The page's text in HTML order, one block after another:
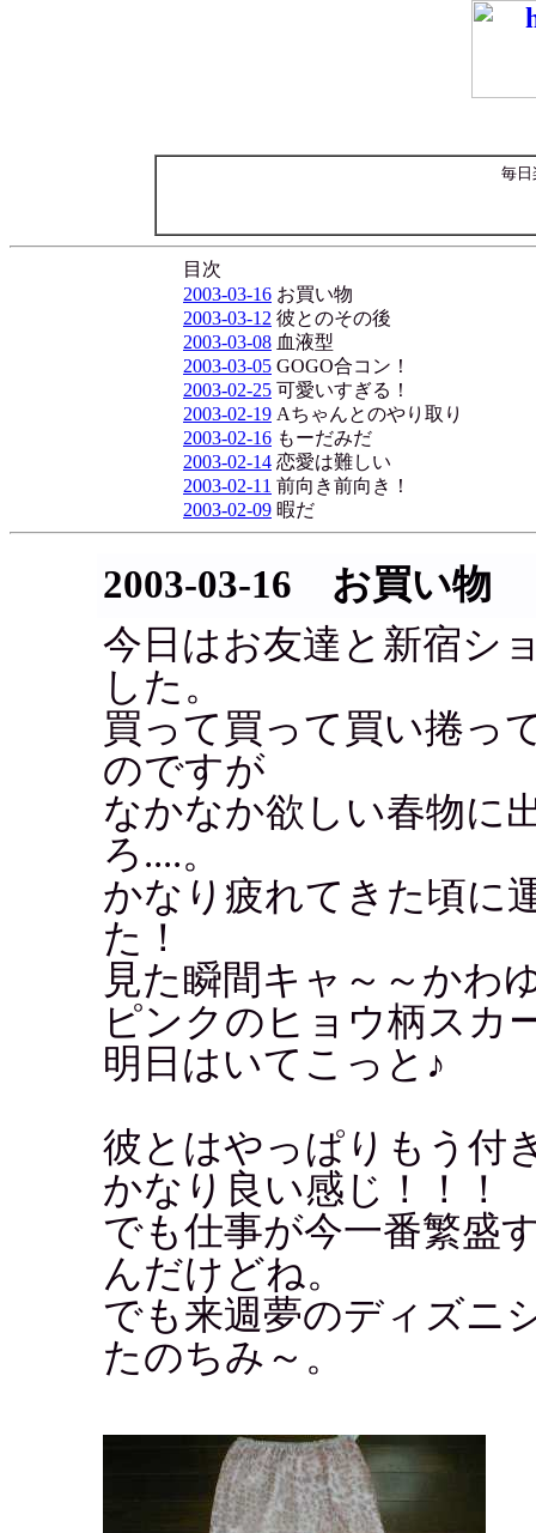
毎日
目次
2003-03-16 お買い物
2003-03-12 彼とのその後
2003-03-08 血液型
2003-03-05 GOGO合コン！
2003-02-25 可愛いすぎる！
2003-02-19 Aちゃんとのやり取り
2003-02-16 もーだみだ
2003-02-14 恋愛は難しい
2003-02-11 前向き前向き！
2003-02-09 暇だ
2003-03-16 お買い物
今日はお友達と新宿シ
した。
買って買って買い捲っ
のですが
なかなか欲しい春物に
ろ....。
かなり疲れてきた頃に
た！
見た瞬間キャ～～かわ
ピンクのヒョウ柄スカ
明日はいてこっと♪
彼とはやっぱりもう付
かなり良い感じ！！！
でも仕事が今一番繁盛
んだけどね。
でも来週夢のディズニ
たのちみ～。